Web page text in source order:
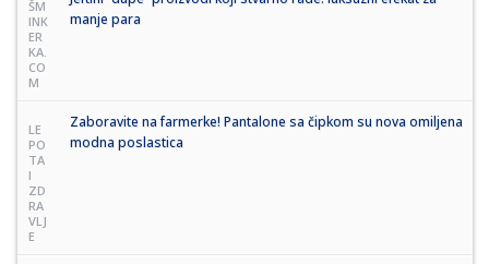
ŠM
INK
ER
KA.
CO
M
manje para
LE
PO
TA
I
ZD
RA
VLJ
E
Zaboravite na farmerke! Pantalone sa čipkom su nova omiljena
modna poslastica